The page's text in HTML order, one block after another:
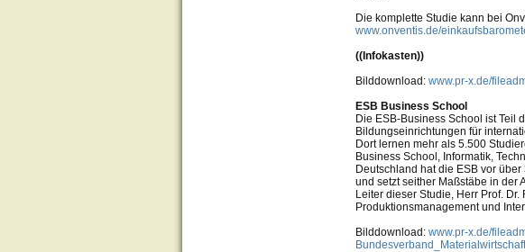
Die komplette Studie kann bei
www.onventis.de/
((Infokasten))
Bilddownload: www.pr-x.de/
ESB Business School
Die ESB-Business School ist Teil
Bildungseinrichtungen für
Dort lernen mehr als 5.500
Business School, Informatik,
Deutschland hat die ESB vor
und setzt seither Maßstäbe in der
Leiter dieser Studie, Herr Prof.
Produktionsmanagement und
Bilddownload: www.pr-x.de/